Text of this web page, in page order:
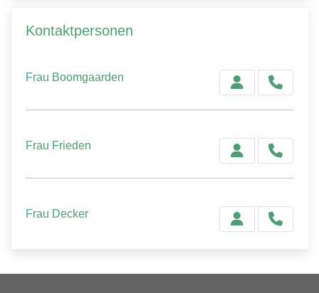
Kontaktpersonen
Frau Boomgaarden
Frau Frieden
Frau Decker